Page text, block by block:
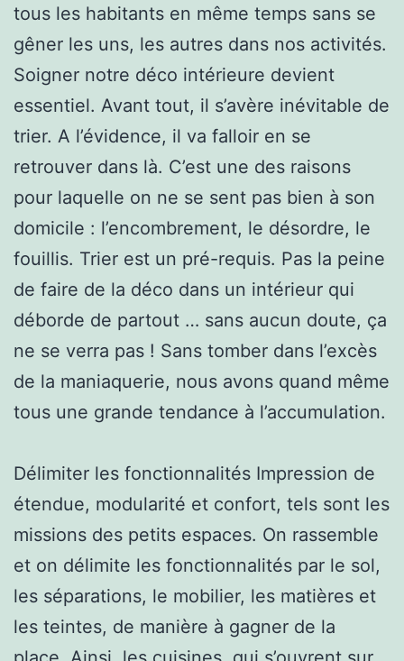
tous les habitants en même temps sans se
gêner les uns, les autres dans nos activités.
Soigner notre déco intérieure devient
essentiel. Avant tout, il s’avère inévitable de
trier. A l’évidence, il va falloir en se
retrouver dans là. C’est une des raisons
pour laquelle on ne se sent pas bien à son
domicile : l’encombrement, le désordre, le
fouillis. Trier est un pré-requis. Pas la peine
de faire de la déco dans un intérieur qui
déborde de partout … sans aucun doute, ça
ne se verra pas ! Sans tomber dans l’excès
de la maniaquerie, nous avons quand même
tous une grande tendance à l’accumulation.
Délimiter les fonctionnalités Impression de
étendue, modularité et confort, tels sont les
missions des petits espaces. On rassemble
et on délimite les fonctionnalités par le sol,
les séparations, le mobilier, les matières et
les teintes, de manière à gagner de la